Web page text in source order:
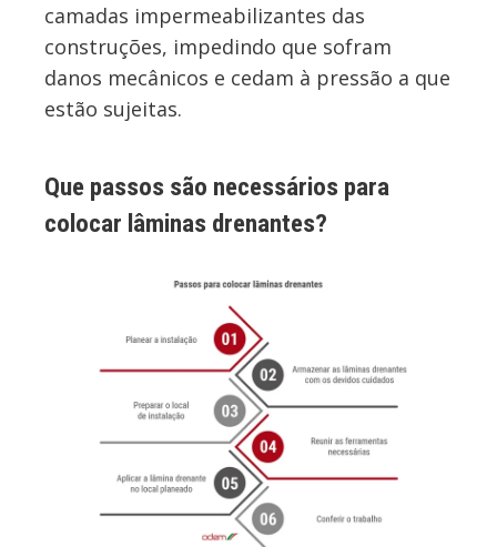
camadas impermeabilizantes das
construções, impedindo que sofram
danos mecânicos e cedam à pressão a que
estão sujeitas.
Que passos são necessários para
colocar lâminas drenantes?